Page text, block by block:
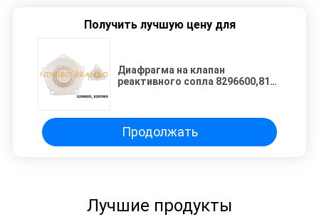
Получить лучшую цену для
Диафрагма на клапан
реактивного сопла 8296600,8171
Продолжать
Лучшие продукты